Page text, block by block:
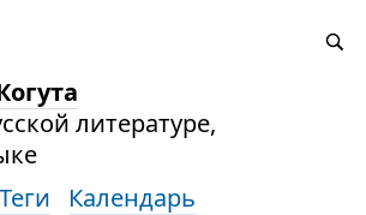
литературе,
Теги
Календарь